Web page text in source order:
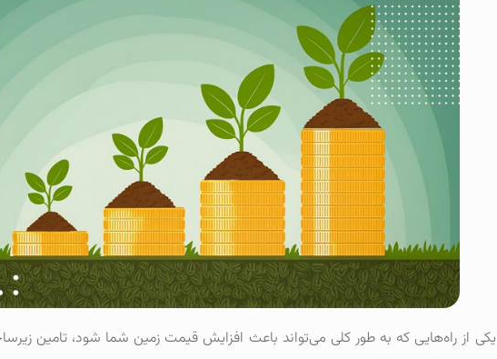
یکی از راه‌هایی که به طور کلی می‌تواند باعث افزایش قیمت زمین شما شود، تامین